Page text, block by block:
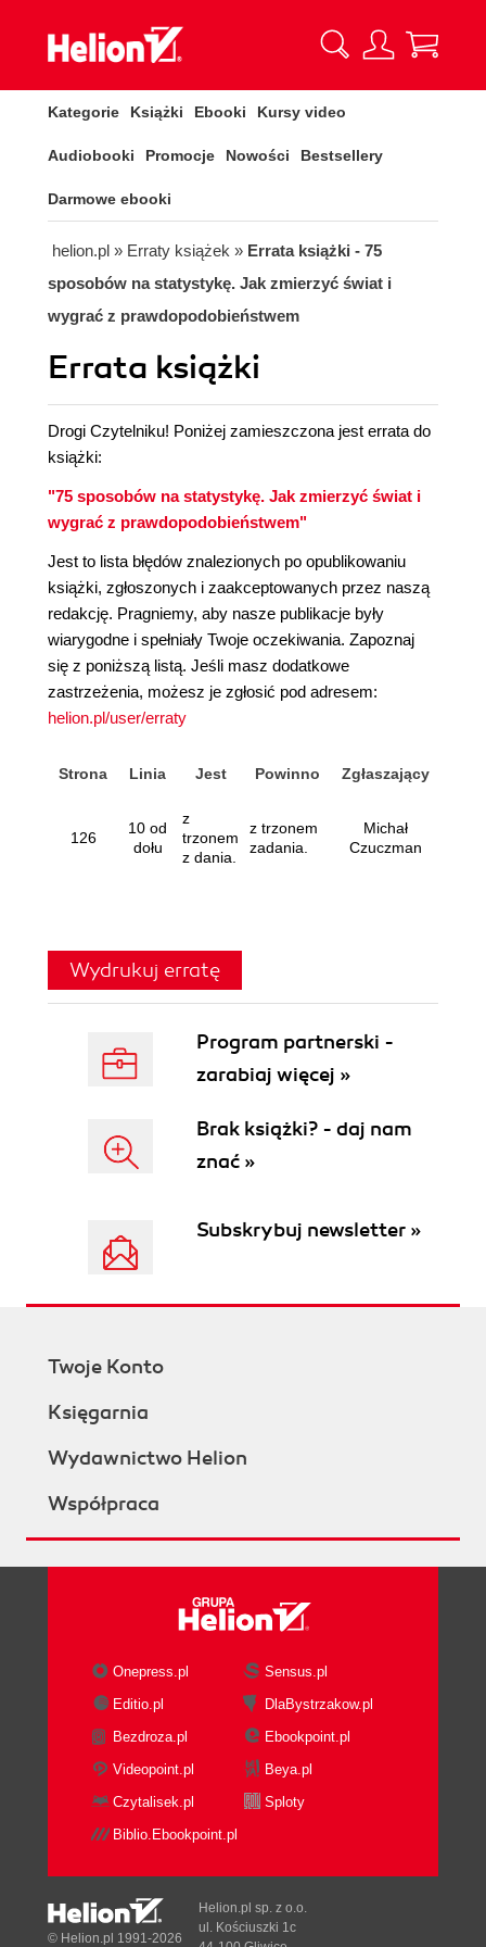
Kategorie Książki Ebooki Kursy video
Audiobooki Promocje Nowości Bestsellery
Darmowe ebooki
helion.pl » Erraty książek » Errata książki - 75
sposobów na statystykę. Jak zmierzyć świat i
wygrać z prawdopodobieństwem
Errata książki
Drogi Czytelniku! Poniżej zamieszczona jest errata do
książki:
"75 sposobów na statystykę. Jak zmierzyć świat i
wygrać z prawdopodobieństwem"
Jest to lista błędów znalezionych po opublikowaniu
książki, zgłoszonych i zaakceptowanych przez naszą
redakcję. Pragniemy, aby nasze publikacje były
wiarygodne i spełniały Twoje oczekiwania. Zapoznaj
się z poniższą listą. Jeśli masz dodatkowe
zastrzeżenia, możesz je zgłosić pod adresem:
helion.pl/user/erraty
Strona Linia Jest Powinno Zgłaszający
126
10 od
dołu
z
trzonem
z dania.
z trzonem
zadania.
Michał
Czuczman
Wydrukuj erratę
Program partnerski -
zarabiaj więcej »
Brak książki? - daj nam
znać »
Subskrybuj newsletter »
Twoje Konto
Księgarnia
Wydawnictwo Helion
Współpraca
Onepress.pl
Sensus.pl
Editio.pl
DlaBystrzakow.pl
Bezdroza.pl
Ebookpoint.pl
Videopoint.pl
Beya.pl
Czytalisek.pl
Sploty
Biblio.Ebookpoint.pl
© Helion.pl 1991-2026
Helion.pl sp. z o.o.
ul. Kościuszki 1c